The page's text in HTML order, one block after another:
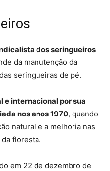
dos seringueiros
da manutenção da
seringueiras de pé.
e internacional por sua
nos anos 1970, quando
natural e a melhoria nas
floresta.
em 22 de dezembro de